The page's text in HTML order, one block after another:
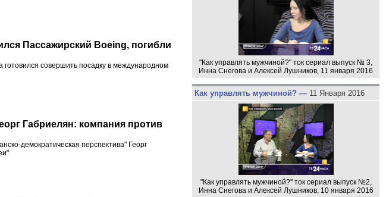
Пассажирский Boeing, погибли
готовился совершить посадку в международном
Габриелян: компания против
демократическая перспектива" Георг
"Как управлять мужчиной?" ток сериал выпуск № 3,
Инна Снегова и Алексей Лушников, 11 января 2016
Как управлять мужчиной? — 11 Января 2016
"Как управлять мужчиной?" ток сериал выпуск №2,
Инна Снегова и Алексей Лушников, 10 января 2016